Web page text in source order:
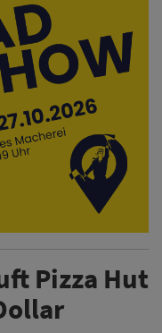
Pizza Hut